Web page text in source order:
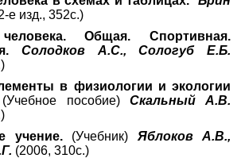
е изд., 352с.)
Общая. Спортивная.
Солодков А.С., Сологуб Е.Б.
в физиологии и экологии
(Учебное пособие) Скальный А.В.
учение. (Учебник) Яблоков А.В.,
(2006, 310с.)